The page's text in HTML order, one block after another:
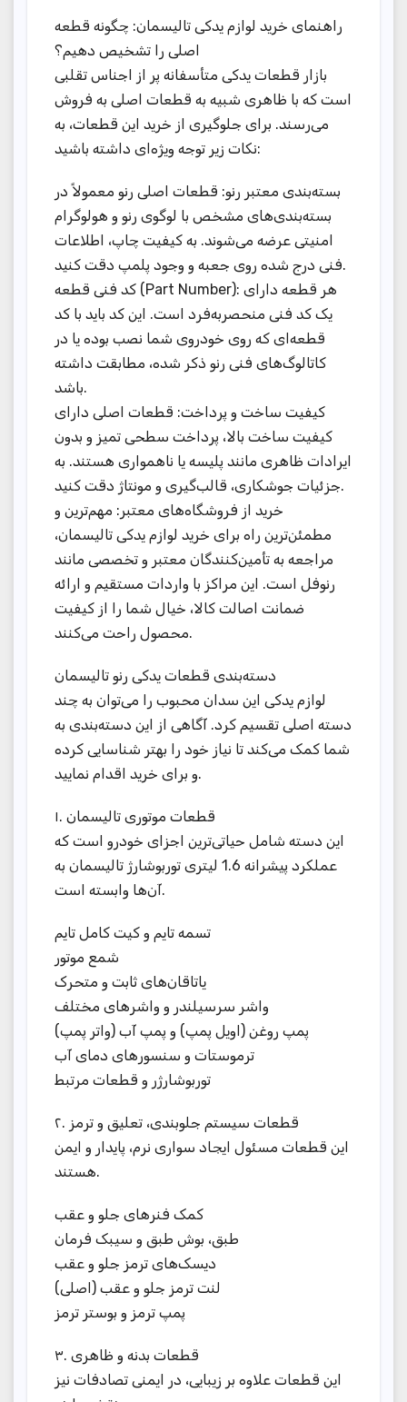
راهنمای خرید لوازم یدکی تالیسمان: چگونه قطعه
اصلی را تشخیص دهیم؟
بازار قطعات یدکی متأسفانه پر از اجناس تقلبی
است که با ظاهری شبیه به قطعات اصلی به فروش
می‌رسند. برای جلوگیری از خرید این قطعات، به
نکات زیر توجه ویژه‌ای داشته باشید:
بسته‌بندی معتبر رنو: قطعات اصلی رنو معمولاً در
بسته‌بندی‌های مشخص با لوگوی رنو و هولوگرام
امنیتی عرضه می‌شوند. به کیفیت چاپ، اطلاعات
فنی درج شده روی جعبه و وجود پلمپ دقت کنید.
کد فنی قطعه (Part Number): هر قطعه دارای
یک کد فنی منحصربه‌فرد است. این کد باید با کد
قطعه‌ای که روی خودروی شما نصب بوده یا در
کاتالوگ‌های فنی رنو ذکر شده، مطابقت داشته
باشد.
کیفیت ساخت و پرداخت: قطعات اصلی دارای
کیفیت ساخت بالا، پرداخت سطحی تمیز و بدون
ایرادات ظاهری مانند پلیسه یا ناهمواری هستند. به
جزئیات جوشکاری، قالب‌گیری و مونتاژ دقت کنید.
خرید از فروشگاه‌های معتبر: مهم‌ترین و
مطمئن‌ترین راه برای خرید لوازم یدکی تالیسمان،
مراجعه به تأمین‌کنندگان معتبر و تخصصی مانند
رنوفل است. این مراکز با واردات مستقیم و ارائه
ضمانت اصالت کالا، خیال شما را از کیفیت
محصول راحت می‌کنند.
دسته‌بندی قطعات یدکی رنو تالیسمان
لوازم یدکی این سدان محبوب را می‌توان به چند
دسته اصلی تقسیم کرد. آگاهی از این دسته‌بندی به
شما کمک می‌کند تا نیاز خود را بهتر شناسایی کرده
و برای خرید اقدام نمایید.
۱. قطعات موتوری تالیسمان
این دسته شامل حیاتی‌ترین اجزای خودرو است که
عملکرد پیشرانه 1.6 لیتری توربوشارژ تالیسمان به
آن‌ها وابسته است.
تسمه تایم و کیت کامل تایم
شمع موتور
یاتاقان‌های ثابت و متحرک
واشر سرسیلندر و واشرهای مختلف
پمپ روغن (اویل پمپ) و پمپ آب (واتر پمپ)
ترموستات و سنسورهای دمای آب
توربوشارژر و قطعات مرتبط
۲. قطعات سیستم جلوبندی، تعلیق و ترمز
این قطعات مسئول ایجاد سواری نرم، پایدار و ایمن
هستند.
کمک فنرهای جلو و عقب
طبق، بوش طبق و سیبک فرمان
دیسک‌های ترمز جلو و عقب
لنت ترمز جلو و عقب (اصلی)
پمپ ترمز و بوستر ترمز
۳. قطعات بدنه و ظاهری
این قطعات علاوه بر زیبایی، در ایمنی تصادفات نیز